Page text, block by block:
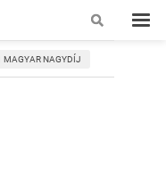
MAGYAR NAGYDÍJ